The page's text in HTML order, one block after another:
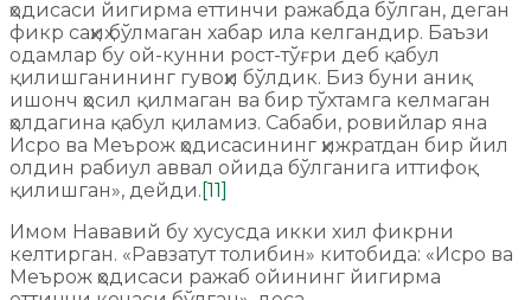
ҳодисаси йигирма еттинчи ражабда бўлган, деган
фикр саҳиҳ бўлмаган хабар ила келгандир. Баъзи
одамлар бу ой-кунни рост-тўғри деб қабул
қилишганининг гувоҳи бўлдик. Биз буни аниқ
ишонч ҳосил қилмаган ва бир тўхтамга келмаган
ҳолдагина қабул қиламиз. Сабаби, ровийлар яна
Исро ва Меърож ҳодисасининг ҳижратдан бир йил
олдин рабиул аввал ойида бўлганига иттифоқ
қилишган», дейди. [11]
Имом Нававий бу хусусда икки хил фикрни
келтирган. «Равзатут толибин» китобида: «Исро ва
Меърож ҳодисаси ражаб ойининг йигирма